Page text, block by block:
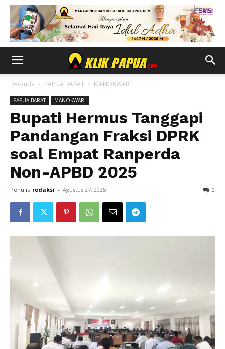
Beranda PAPUA BARAT MANOKWARI
PAPUA BARAT MANOKWARI
Bupati Hermus Tanggapi
Pandangan Fraksi DPRK
soal Empat Ranperda
Non-APBD 2025
Penulis redaksi - Agustus 27, 2025 0